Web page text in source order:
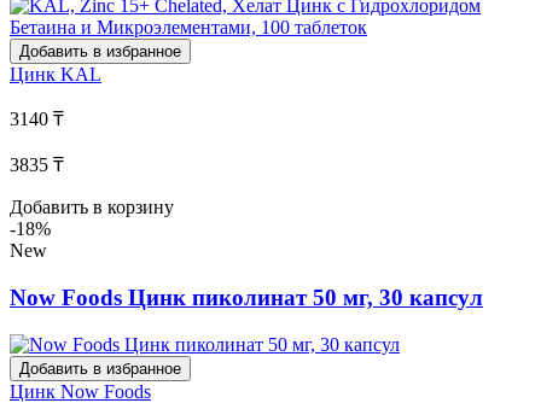
Добавить в избранное
Цинк KAL
3140 ₸
3835 ₸
Добавить в корзину
-18%
New
Now Foods Цинк пиколинат 50 мг, 30 капсул
Добавить в избранное
Цинк Now Foods